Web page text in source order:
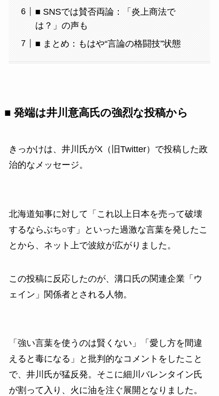
■ SNSでは賛否両論：「炎上商法で
は？」の声も
■ まとめ：もはや“言論の格闘技”状態
■ 発端は井川意高氏の強烈な投稿から
きっかけは、井川氏がX（旧Twitter）で投稿した政
治的なメッセージ。
北海道知事に対して「これ以上日本を売って破壊
するならぶち○す」といった過激な言葉を発したこ
とから、ネット上で波紋が広がりました。
この投稿に反応したのが、溝口氏の関連企業「ウ
ェイン」関係者とされる人物。
「強い言葉を使うのは賢くない」「愛し方を間違
えると毒になる」と批判的なコメントをしたこと
で、井川氏が猛反発。そこに細川バレンタイン氏
が割って入り、火に油を注ぐ展開となりました。